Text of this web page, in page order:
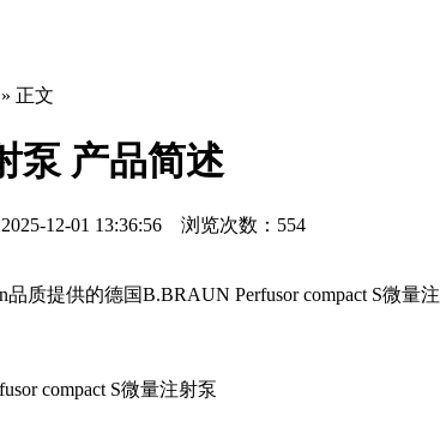
» 正文
泵 产品简述
12-01 13:36:56 浏览次数： 554
品质提供的德国B.BRAUN Perfusor compact S微
compact S微量注射泵